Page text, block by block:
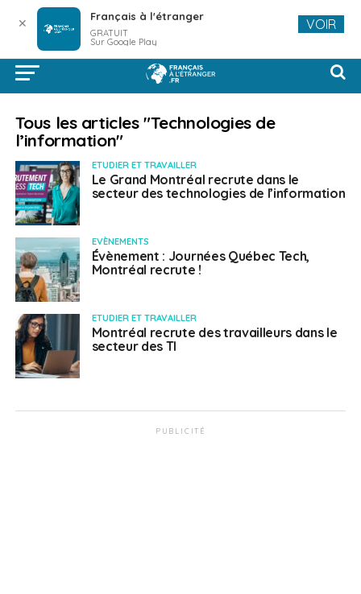
Tous les articles "Technologies de
l’information"
ETUDIER ET TRAVAILLER
Le Grand Montréal recrute dans le
secteur des technologies de l’information
EVÈNEMENTS
Évènement : Journées Québec Tech,
Montréal recrute !
ETUDIER ET TRAVAILLER
Montréal recrute des travailleurs dans le
secteur des TI
PUBLICITÉ
✕ Français à l'étranger
GRATUIT
Sur Google Play
VOIR